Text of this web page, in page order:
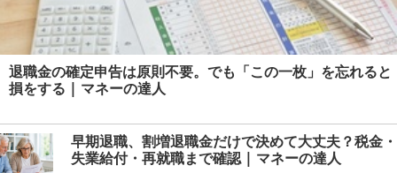
退職金の確定申告は原則不要。でも「この一枚」を忘れると
損をする | マネーの達人
早期退職、割増退職金だけで決めて大丈夫？税金・
失業給付・再就職まで確認 | マネーの達人